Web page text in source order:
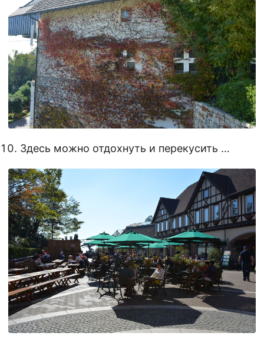
Здесь можно отдохнуть и перекусить …